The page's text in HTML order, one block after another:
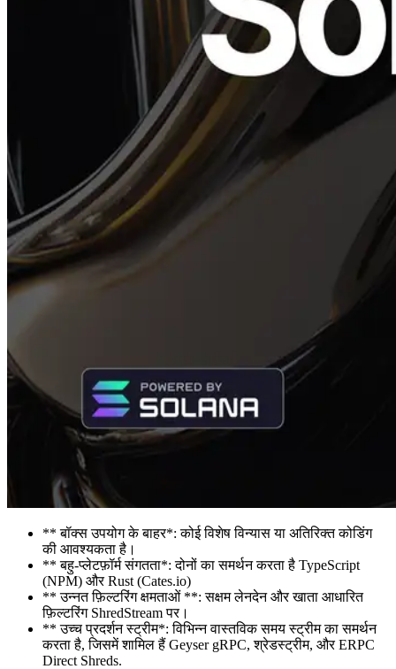
** बॉक्स उपयोग के बाहर*: कोई विशेष विन्यास या अतिरिक्त कोडिंग
की आवश्यकता है।
** बहु-प्लेटफ़ॉर्म संगतता*: दोनों का समर्थन करता है TypeScript
(NPM) और Rust (Cates.io)
** उन्नत फ़िल्टरिंग क्षमताओं **: सक्षम लेनदेन और खाता आधारित
फ़िल्टरिंग ShredStream पर।
** उच्च प्रदर्शन स्ट्रीम*: विभिन्न वास्तविक समय स्ट्रीम का समर्थन
करता है, जिसमें शामिल हैं Geyser gRPC, श्रेडस्ट्रीम, और ERPC
Direct Shreds.